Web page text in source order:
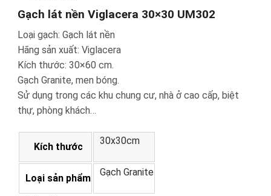
Gạch lát nền Viglacera 30×30 UM302
Loại gạch: Gạch lát nền
Hãng sản xuất: Viglacera
Kích thước: 30×60 cm.
Gạch Granite, men bóng.
Sử dụng trong các khu chung cư, nhà ở cao cấp, biệt
thự, phòng khách…
Kích thước
30x30cm
Loại sản phẩm
Gạch Granite